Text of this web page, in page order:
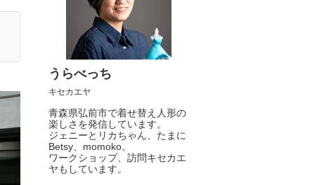
うらべっち
キセカエヤ
青森県弘前市で着せ替え人形の
楽しさを発信しています。
ジェニーとリカちゃん、たまに
Betsy、momoko。
ワークショップ、訪問キセカエ
ヤもしています。